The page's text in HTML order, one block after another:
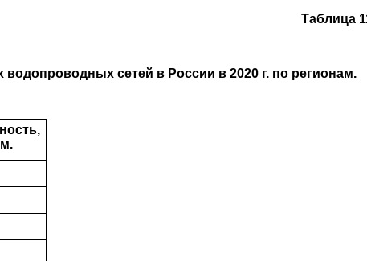
Таблица
сетей в России в 2020 г. по регионам.